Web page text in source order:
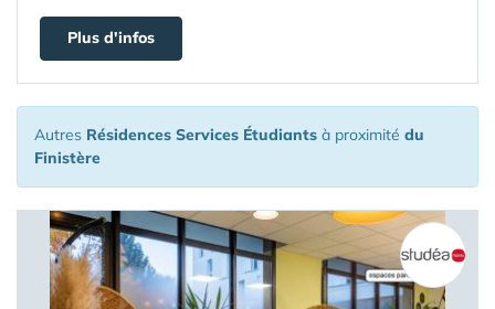
Plus d'infos
Autres Résidences Services Étudiants à proximité du
Finistère